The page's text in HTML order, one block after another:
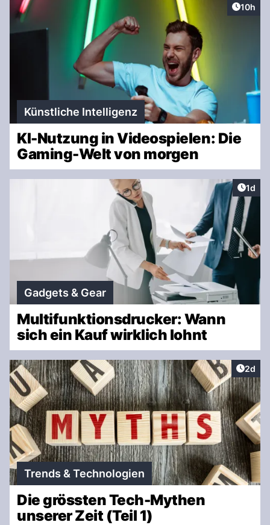
Artikel
10h
Künstliche Intelligenz
KI-Nutzung in Videospielen: Die
Gaming-Welt von morgen
1d
Gadgets & Gear
Multifunktionsdrucker: Wann
sich ein Kauf wirklich lohnt
2d
Trends & Technologien
Die grössten Tech-Mythen
unserer Zeit (Teil 1)